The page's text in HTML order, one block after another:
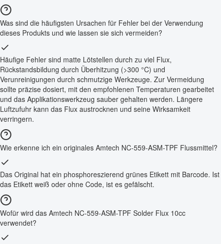
Was sind die häufigsten Ursachen für Fehler bei der Verwendung
dieses Produkts und wie lassen sie sich vermeiden?
Häufige Fehler sind matte Lötstellen durch zu viel Flux,
Rückstandsbildung durch Überhitzung (>300 °C) und
Verunreinigungen durch schmutzige Werkzeuge. Zur Vermeidung
sollte präzise dosiert, mit den empfohlenen Temperaturen gearbeitet
und das Applikationswerkzeug sauber gehalten werden. Längere
Luftzufuhr kann das Flux austrocknen und seine Wirksamkeit
verringern.
Wie erkenne ich ein originales Amtech NC-559-ASM-TPF Flussmittel?
Das Original hat ein phosphoreszierend grünes Etikett mit Barcode. Ist
das Etikett weiß oder ohne Code, ist es gefälscht.
Wofür wird das Amtech NC-559-ASM-TPF Solder Flux 10cc
verwendet?